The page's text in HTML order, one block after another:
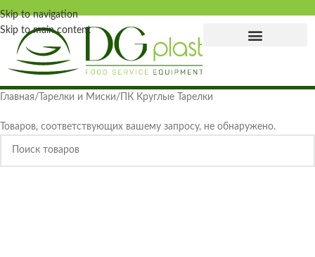
Skip to navigation
Skip to main content
Главная Тарелки и Миски ПК Круглые Тарелки
Товаров, соответствующих вашему запросу, не обнаружено.